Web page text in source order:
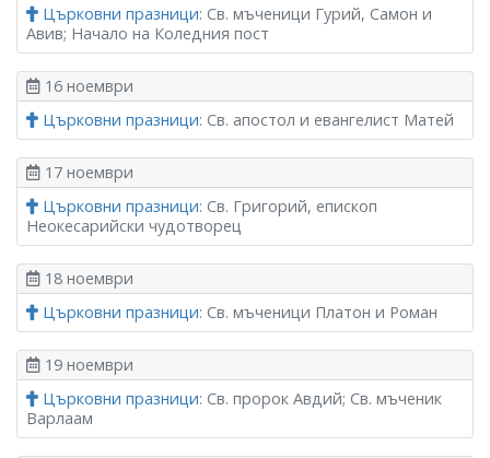
Църковни празници: Св. мъченици Гурий, Самон и
Авив; Начало на Коледния пост
16 ноември
Църковни празници: Св. апостол и евангелист Матей
17 ноември
Църковни празници: Св. Григорий, епископ
Неокесарийски чудотворец
18 ноември
Църковни празници: Св. мъченици Платон и Роман
19 ноември
Църковни празници: Св. пророк Авдий; Св. мъченик
Варлаам